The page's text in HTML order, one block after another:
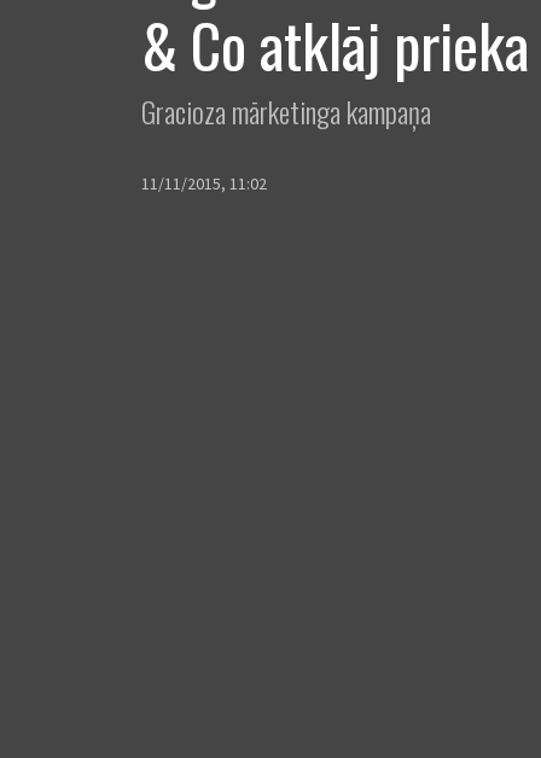
& Co atklāj
Gracioza mārketinga kampaņa
11/11/2015, 11:02